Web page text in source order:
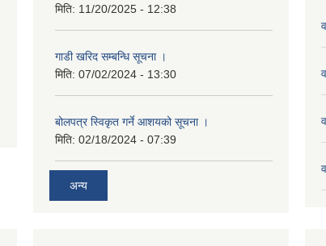
मिति: 11/20/2025 - 12:38
गाडी खरिद सम्बन्धि सूचना ।
मिति: 07/02/2024 - 13:30
बोलपत्र स्विकृत गर्ने आशयको सूचना ।
मिति: 02/18/2024 - 07:39
अन्य